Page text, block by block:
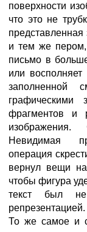
поверхности
что это не
представленная
и тем же пером,
письмо в
или
заполненной
графическими
фрагментов и
Невидимая
операция
вернул вещи
чтобы фигура
текст был
репрезентацией.
То же самое и с